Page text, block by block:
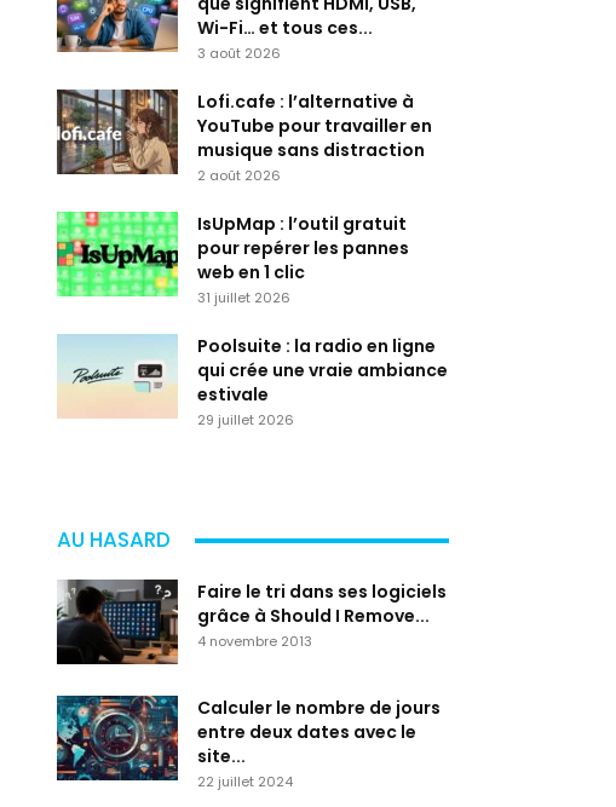
Wi-Fi… et tous ces...
3 août 2026
Lofi.cafe : l’alternative à
YouTube pour travailler en
musique sans distraction
2 août 2026
IsUpMap : l’outil gratuit
pour repérer les pannes
web en 1 clic
31 juillet 2026
Poolsuite : la radio en ligne
qui crée une vraie ambiance
estivale
29 juillet 2026
AU HASARD
Faire le tri dans ses logiciels
grâce à Should I Remove...
4 novembre 2013
Calculer le nombre de jours
entre deux dates avec le
site...
22 juillet 2024